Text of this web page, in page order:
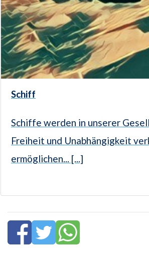
Schiff
Schiffe werden in unserer
Freiheit und Unabhängigkeit
ermöglichen... [...]